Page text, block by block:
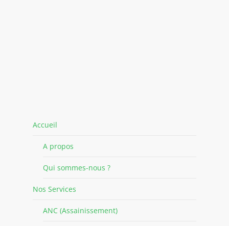
Accueil
A propos
Qui sommes-nous ?
Nos Services
ANC (Assainissement)